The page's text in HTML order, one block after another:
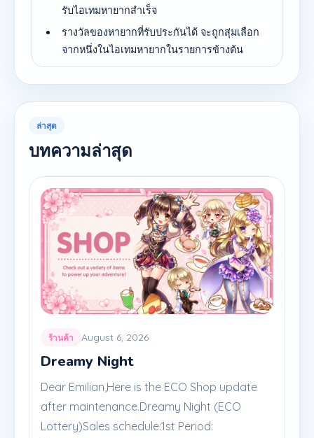
รับไอเทมหายากสำเร็จ
รางวัลของหายากที่รับประกันได้ จะถูกสุ่มเลือก
จากหนึ่งในไอเทมหายากในรายการข้างต้น
ล่าสุด
บทความล่าสุด
ร้านค้า August 6, 2026
Dreamy Night
Dear Emilian,Here is the ECO Shop update
after maintenance.Dreamy Night (ECO
Lottery)Sales schedule:1st Period: